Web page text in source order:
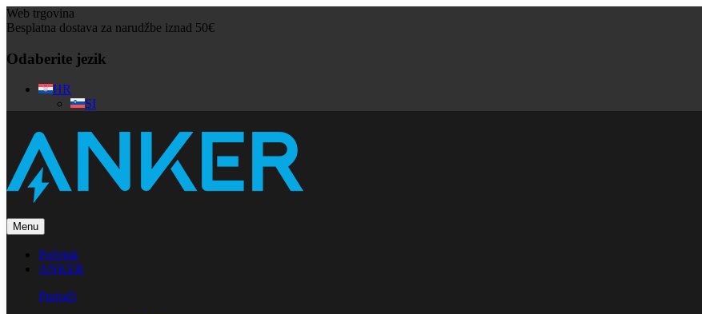
Web trgovina
Besplatna dostava za narudžbe iznad 50€
Odaberite jezik
HR
SI
Menu
Početak
ANKER
Punjači